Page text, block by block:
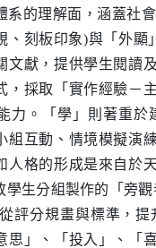
系的理解面，涵蓋社
、刻板印象)與「外
文獻，提供學生閱讀
，採取「實作經驗－
力。「學」則著重
組互動、情境模擬演
人格的形成是來自於
學生分組製作的「旁
評分規畫與標準，
思」、「投入」、「